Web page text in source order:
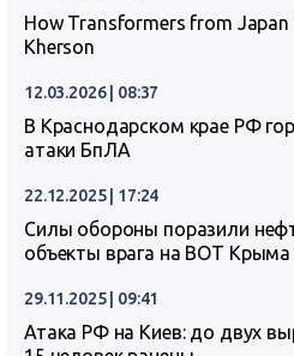
How Transformers from
Kherson
12.03.2026 | 08:37
В Краснодарском крае РФ
атаки БпЛА
22.12.2025 | 17:24
Силы обороны поразили
объекты врага на ВОТ
29.11.2025 | 09:41
Атака РФ на Киев: до двух